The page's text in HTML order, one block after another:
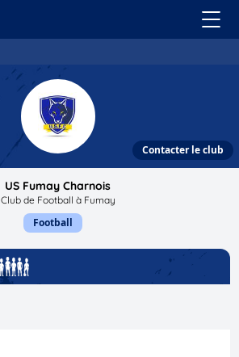
Contacter le club
US Fumay Charnois
Club de Football à Fumay
Football